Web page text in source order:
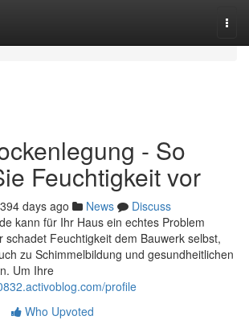
- So
Feuchtigkeit vor
394 days ago News
Discuss
kann für Ihr Haus ein echtes Problem
schadet Feuchtigkeit dem Bauwerk selbst,
zu Schimmelbildung und gesundheitlichen
Um Ihre
profile
Who Upvoted